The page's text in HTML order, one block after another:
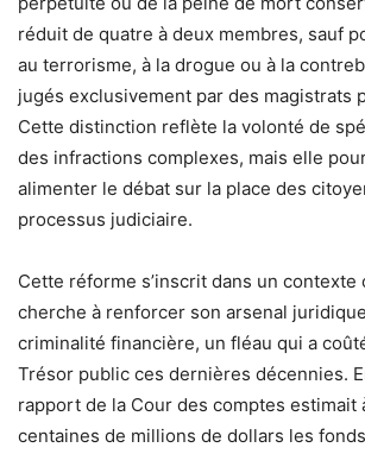
réduit de quatre à deux membres, sauf
au terrorisme, à la drogue ou à la
jugés exclusivement par des magistrats
Cette distinction reflète la volonté de
des infractions complexes, mais elle
alimenter le débat sur la place des
processus judiciaire.
Cette réforme s’inscrit dans un contexte
cherche à renforcer son arsenal
criminalité financière, un fléau qui a
Trésor public ces dernières décennies.
rapport de la Cour des comptes estimait
centaines de millions de dollars les